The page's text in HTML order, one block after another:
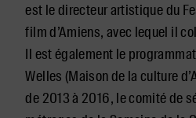
est le directeur artistique du
film d’Amiens, avec lequel il
Il est également le
Welles (Maison de la culture
de 2013 à 2016, le comité de